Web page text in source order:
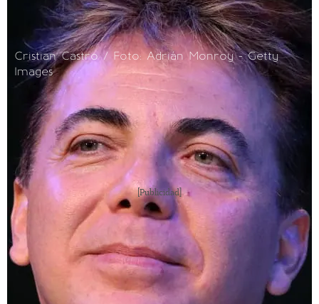
Cristian Castro / Foto: Adrián Monroy - Getty
Images
[Publicidad]